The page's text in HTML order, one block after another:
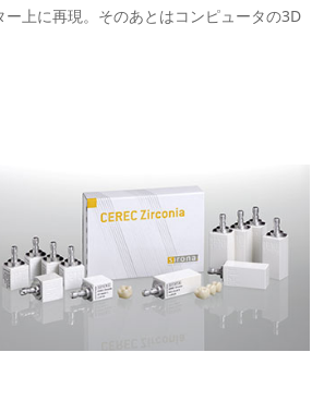
上に再現。そのあとはコンピュータの3D